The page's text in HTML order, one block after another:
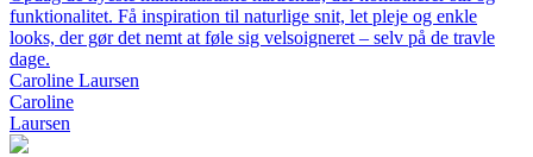
funktionalitet. Få inspiration til naturlige snit, let pleje og enkle
looks, der gør det nemt at føle sig velsoigneret – selv på de travle
dage.
Caroline Laursen
Caroline
Laursen